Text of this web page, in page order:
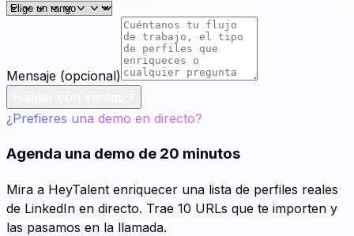
Mensaje (opcional)
¿Prefieres una demo en directo?
Agenda una demo de 20 minutos
Mira a HeyTalent enriquecer una lista de perfiles reales
de LinkedIn en directo. Trae 10 URLs que te importen y
las pasamos en la llamada.